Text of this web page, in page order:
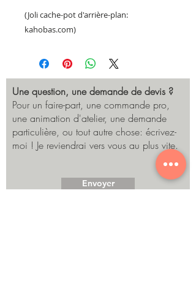
(Joli cache-pot d'arrière-plan:
kahobas.com)
Une question, une demande de devis ?
Pour un faire-part, une commande pro,
une animation d'atelier, une demande
particulière, ou tout autre chose: écrivez-
moi ! Je reviendrai vers vous au plus vite.
Envoyer